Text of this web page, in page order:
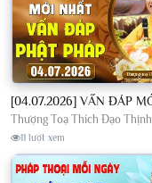
Thượng Toạ Thích Đạo Thịnh
11 lượt xem